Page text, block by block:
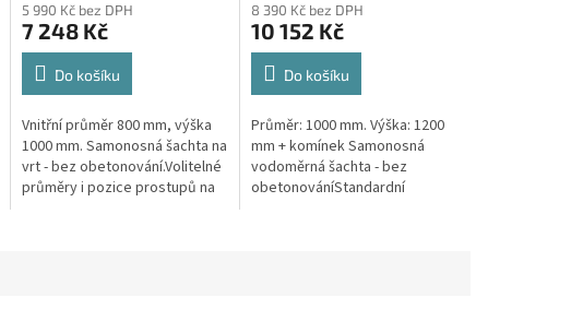
produktu
je
4,3
5
hvězdiček.
5 990 Kč bez DPH
7 248 Kč
Do košíku
Vnitřní průměr 800 mm, výška
1000 mm. Samonosná šachta na
vrt - bez obetonování.Volitelné
průměry i pozice prostupů na
produktu
je
4,4
5
hvězdiček.
8 390 Kč bez DPH
10 152 Kč
Do košíku
Průměr: 1000 mm. Výška: 1200
mm + komínek Samonosná
vodoměrná šachta - bez
obetonováníStandardní